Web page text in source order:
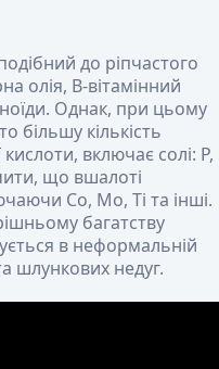
до ріпчастого
олія, B-вітамінний
Однак, при цьому
більшу кількість
кислоти, включає солі: P,
що вшалоті
Co, Mo, Ti та інші.
багатству
в неформальній
шлункових недуг.